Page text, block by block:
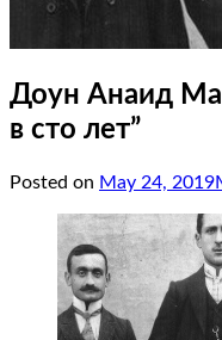
Доун Анаид
в сто лет”
Posted on May 24, 2019